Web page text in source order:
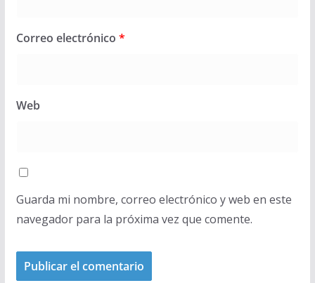
Correo electrónico *
Web
Guarda mi nombre, correo electrónico y web en este
navegador para la próxima vez que comente.